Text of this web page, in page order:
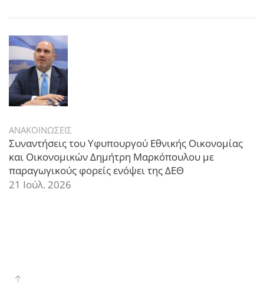
ΑΝΑΚΟΙΝΩΣΕΙΣ
Συναντήσεις του Υφυπουργού Εθνικής Οικονομίας
και Οικονομικών Δημήτρη Μαρκόπουλου με
παραγωγικούς φορείς ενόψει της ΔΕΘ
21 Ιούλ. 2026